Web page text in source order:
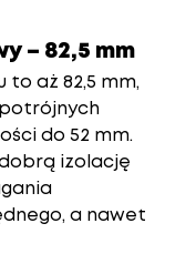
– 82,5 mm
to aż 82,5 mm,
potrójnych
do 52 mm.
izolację
a nawet